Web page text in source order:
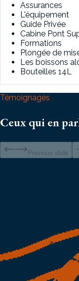
Assurances
L'équipement
Guide Privée
Cabine Pont
Formations
Plongée de
Les boissons
Bouteilles 14L
Témoignages
Ceux qui en
Previous slide